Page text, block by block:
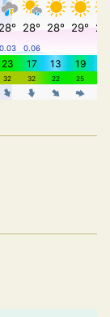
完整即時空